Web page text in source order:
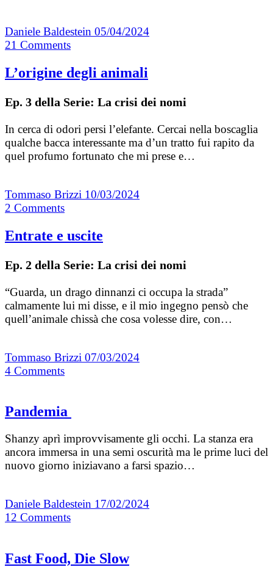
Daniele Baldestein 05/04/2024
21 Comments
L’origine degli animali
Ep. 3 della Serie: La crisi dei nomi
In cerca di odori persi l’elefante. Cercai nella boscaglia
qualche bacca interessante ma d’un tratto fui rapito da
quel profumo fortunato che mi prese e…
Tommaso Brizzi 10/03/2024
2 Comments
Entrate e uscite
Ep. 2 della Serie: La crisi dei nomi
“Guarda, un drago dinnanzi ci occupa la strada”
calmamente lui mi disse, e il mio ingegno pensò che
quell’animale chissà che cosa volesse dire, con…
Tommaso Brizzi 07/03/2024
4 Comments
Pandemia
Shanzy aprì improvvisamente gli occhi. La stanza era
ancora immersa in una semi oscurità ma le prime luci del
nuovo giorno iniziavano a farsi spazio…
Daniele Baldestein 17/02/2024
12 Comments
Fast Food, Die Slow